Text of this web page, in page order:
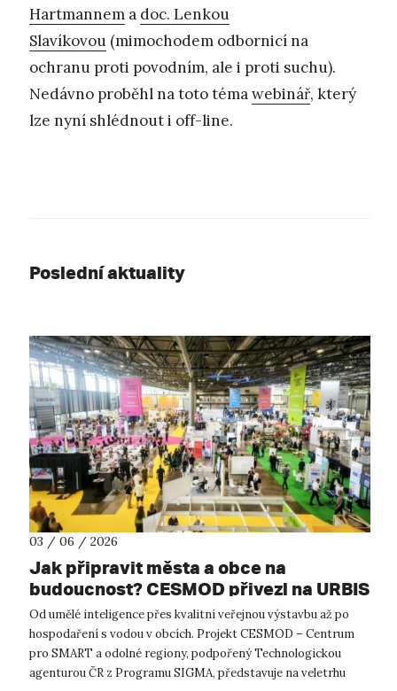
Hartmannem a doc. Lenkou
Slavíkovou (mimochodem odbornicí na
ochranu proti povodním, ale i proti suchu).
Nedávno proběhl na toto témawebinář, který
lze nyní shlédnout i off-line.
Poslední aktuality
03 / 06 / 2026
Jak připravit města a obce na
budoucnost? CESMOD přivezl na URBIS
2026 odborníky, nové publikace i
praktické workshopy
Od umělé inteligence přes kvalitní veřejnou výstavbu až po
hospodaření s vodou v obcích. Projekt CESMOD – Centrum
pro SMART a odolné regiony, podpořený Technologickou
agenturou ČR z Programu SIGMA, představuje na veletrhu